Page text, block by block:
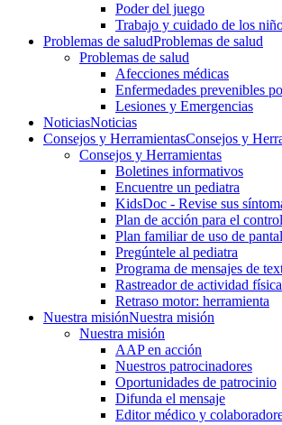
Poder del juego
Trabajo y cuidado de los
Problemas de saludProblemas de salud
Problemas de salud
Afecciones médicas
Enfermedades prevenibles
Lesiones y Emergencias
NoticiasNoticias
Consejos y HerramientasConsejos y
Consejos y Herramientas
Boletines informativos
Encuentre un pediatra
KidsDoc - Revise sus
Plan de acción para el
Plan familiar de uso de
Pregúntele al pediatra
Programa de mensajes de
Rastre​​ador de activida​d física
Retraso motor: herramienta
Nuestra misiónNuestra misión
Nuestra misión
AAP en acción
Nuestros patrocinadores
Oportunidades de patrocinio
Difunda el mensaje
Editor médico y